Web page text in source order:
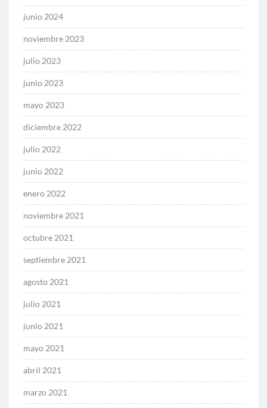
junio 2024
noviembre 2023
julio 2023
junio 2023
mayo 2023
diciembre 2022
julio 2022
junio 2022
enero 2022
noviembre 2021
octubre 2021
septiembre 2021
agosto 2021
julio 2021
junio 2021
mayo 2021
abril 2021
marzo 2021